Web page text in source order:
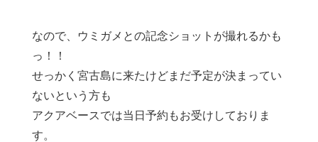
なので、ウミガメとの記念ショットが撮れるかも
っ！！
せっかく宮古島に来たけどまだ予定が決まってい
ないという方も
アクアベースでは当日予約もお受けしておりま
す。